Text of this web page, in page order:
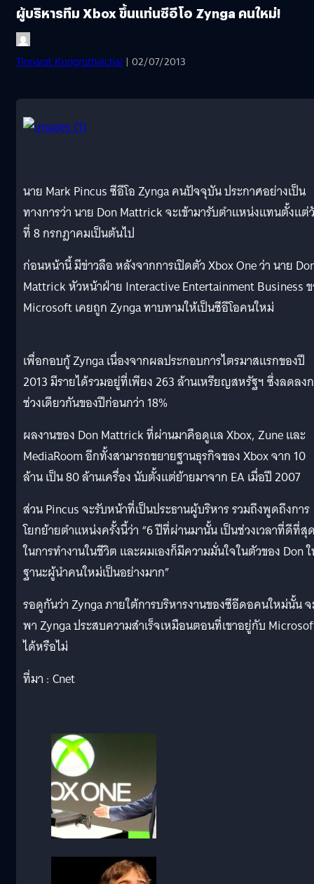
ผู้บริหารทีม Xbox ขึ้นแท่นซีอีโอ Zynga คนใหม่!
Tinnarat Kongruthaichai | 02/07/2013
นาย Mark Pincus ซีอีโอ Zynga คนปัจจุบัน ประกาศอย่างเป็น
ทางการว่า นาย Don Mattrick จะเข้ามารับตำแหน่งแทนตั้งแต่
ที่ 8 กรกฎาคมเป็นต้นไป
ก่อนหน้านี้ มีข่าวลือ หลังจากการเปิดตัว Xbox One ว่า นาย
Mattrick หัวหน้าฝ่าย Interactive Entertainment Business
Microsoft เคยถูก Zynga ทาบทามให้เป็นซีอีโอคนใหม่
เพื่อกอบกู้ Zynga เนื่องจากผลประกอบการไตรมาสแรกของปี
2013 มีรายได้รวมอยู่ที่เพียง 263 ล้านเหรียญสหรัฐฯ ซึ่งลดลง
ช่วงเดียวกันของปีก่อนกว่า 18%
ผลงานของ Don Mattrick ที่ผ่านมาคือดูแล Xbox, Zune และ
MediaRoom อีกทั้งสามารถขยายฐานธุรกิจของ Xbox จาก 10
ล้าน เป็น 80 ล้านเครื่อง นับตั้งแต่ย้ายมาจาก EA เมื่อปี 2007
ส่วน Pincus จะรับหน้าที่เป็นประธานผู้บริหาร รวมถึงพูดถึงการ
โยกย้ายตำแหน่งครั้งนี้ว่า “6 ปีที่ผ่านมานั้น เป็นช่วงเวลาที่ดีที่สุ
ในการทำงานในชีวิต และผมเองก็มีความมั่นใจในตัวของ Don
ฐานะผู้นำคนใหม่เป็นอย่างมาก”
รอดูกันว่า Zynga ภายใต้การบริหารงานของซีอีดอคนใหม่นั้น
พา Zynga ประสบความสำเร็จเหมือนตอนที่เขาอยู่กับ
ได้หรือไม่
ที่มา : Cnet